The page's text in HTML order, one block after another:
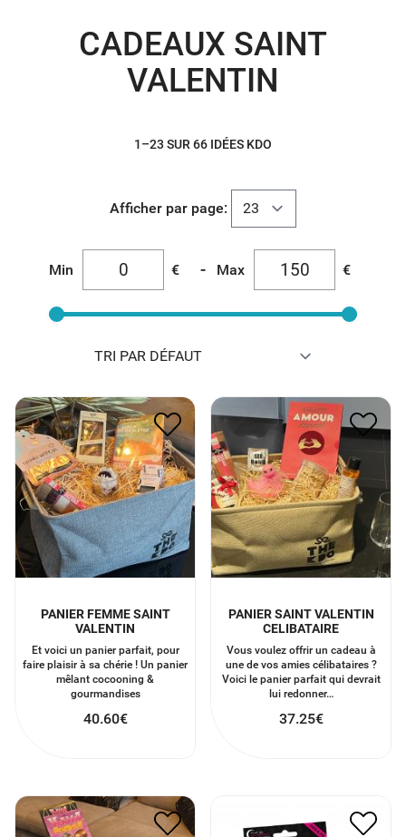
CADEAUX SAINT
VALENTIN
1–23 SUR 66 IDÉES KDO
Afficher par page:
Min € - Max €
VALENTIN
40.60€
PANIER FEMME SAINT
VALENTIN
Et voici un panier parfait, pour
faire plaisir à sa chérie ! Un panier
mêlant cocooning &
gourmandises
40.60€
CELIBATAIRE
37.25€
PANIER SAINT VALENTIN
CELIBATAIRE
Vous voulez offrir un cadeau à
une de vos amies célibataires ?
Voici le panier parfait qui devrait
lui redonner…
37.25€
HOMME
22.25€